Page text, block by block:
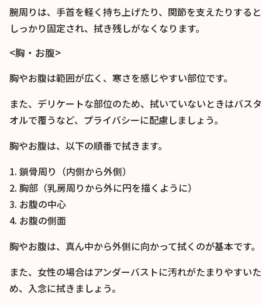
腕周りは、手首を軽く持ち上げたり、関節を支えたりすると
しっかり固定され、拭き残しがなくなります。
<胸・お腹>
胸やお腹は範囲が広く、寒さを感じやすい部位です。
また、デリケートな部位のため、拭いていないときはバスタ
オルで覆うなど、プライバシーに配慮しましょう。
胸やお腹は、以下の順番で拭きます。
1. 鎖骨周り（内側から外側）
2. 胸部（乳房周りから外に円を描くように）
3. お腹の中心
4. お腹の側面
胸やお腹は、真ん中から外側に向かって拭くのが基本です。
また、女性の場合はアンダーバストに汚れがたまりやすいた
め、入念に拭きましょう。